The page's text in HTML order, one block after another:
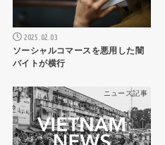
2025.02.03
ソーシャルコマースを悪用した闇
バイトが横行
ニュース記事